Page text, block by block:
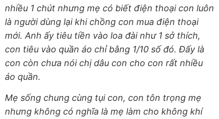
nhiều 1 chút nhưng mẹ có biết điện thoại con luôn
là người dùng lại khi chồng con mua điện thoại
mới. Anh ấy tiêu tiền vào loa đài như 1 sở thích,
con tiêu vào quần áo chỉ bằng 1/10 số đó. Đấy là
con còn chưa nói chị dâu con cho con rất nhiều
áo quần.
Mẹ sống chung cùng tụi con, con tôn trọng mẹ
nhưng không có nghĩa là mẹ làm cho không khí